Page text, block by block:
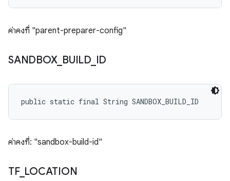
ค่าคงที่ "parent-preparer-config"
SANDBOX_ BUILD_ ID
public static final String SANDBOX_BUILD_ID
ค่าคงที่: "sandbox-build-id"
TF_ LOCATION